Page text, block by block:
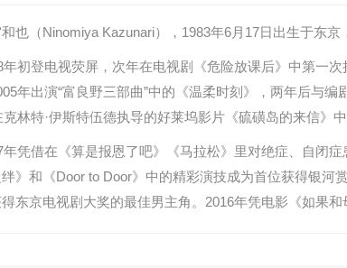
和也（Ninomiya Kazunari），1983年6月17日出生于东
年初登电视荧屏，次年在电视剧《危险放课后》中第一
年出演“富良野三部曲”中的《温柔时刻》，两年后与
克林特·伊斯特伍德执导的好莱坞影片《硫磺岛的来信》中
年凭借在《算是报恩了吧》《马拉松》里对绝症、自闭
绊》和《Door to Door》中的精彩演技成为首位获得银
东京电视剧大奖的最佳男主角。2016年凭电影《如果